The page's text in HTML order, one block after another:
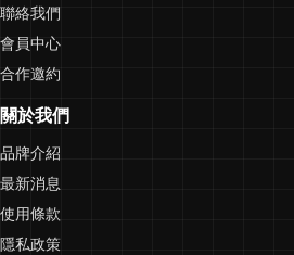
聯絡我們
會員中心
合作邀約
關於我們
品牌介紹
最新消息
使用條款
隱私政策